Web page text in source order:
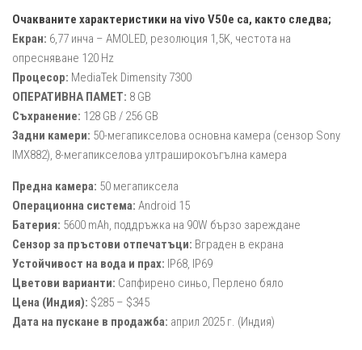
Очакваните характеристики на vivo V50e са, както следва;
Екран: 6,77 инча – AMOLED, резолюция 1,5K, честота на
опресняване 120 Hz
Процесор: MediaTek Dimensity 7300
ОПЕРАТИВНА ПАМЕТ: 8 GB
Съхранение: 128 GB / 256 GB
Задни камери: 50-мегапикселова основна камера (сензор Sony
IMX882), 8-мегапикселова ултраширокоъгълна камера
Предна камера: 50 мегапиксела
Операционна система: Android 15
Батерия: 5600 mAh, поддръжка на 90W бързо зареждане
Сензор за пръстови отпечатъци: Вграден в екрана
Устойчивост на вода и прах: IP68, IP69
Цветови варианти: Сапфирено синьо, Перлено бяло
Цена (Индия): $285 – $345
Дата на пускане в продажба: април 2025 г. (Индия)